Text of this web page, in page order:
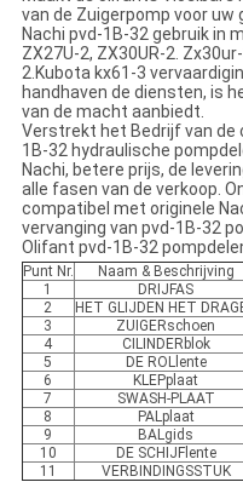
van de Zuigerpomp voor
Nachi pvd-1B-32 gebruik in
ZX27U-2, ZX30UR-2.
2.Kubota kx61-3
handhaven de diensten, is
van de macht aanbiedt.
Verstrekt het Bedrijf van de
1B-32 hydraulische
Nachi, betere prijs, de
alle fasen van de verkoop.
compatibel met originele
vervanging van pvd-1B-32
Olifant pvd-1B-32
Punt Nr. Naam & Beschrijving
1
DRIJFAS
2
HET GLIJDEN HET
3
ZUIGERschoen
4
CILINDERblok
5
DE ROLlente
6
KLEPplaat
7
SWASH-PLAAT
8
PALplaat
9
BALgids
10
DE SCHIJFlente
11
VERBINDINGSSTUK